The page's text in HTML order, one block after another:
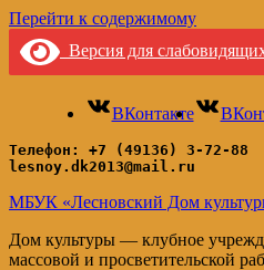
Перейти к содержимому
Версия для
ВКонтакте
Телефон: +7 (49136) 3-72-88
lesnoy.dk2013@mail.ru
МБУК «Лесновский Дом
Дом культуры — клубное
массовой и просветительской